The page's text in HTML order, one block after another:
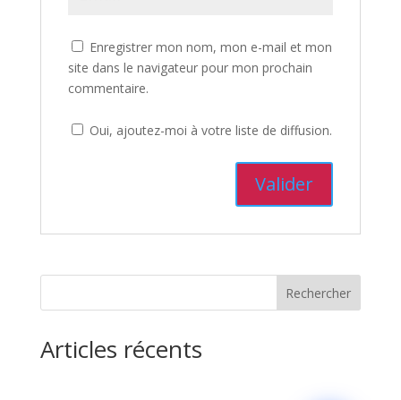
Enregistrer mon nom, mon e-mail et mon
site dans le navigateur pour mon prochain
commentaire.
Oui, ajoutez-moi à votre liste de diffusion.
Rechercher
Articles récents